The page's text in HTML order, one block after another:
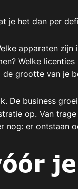
je het dan per
apparaten zijn
Welke
de grootte van je
De business
op. Van
nog: er ontstaan